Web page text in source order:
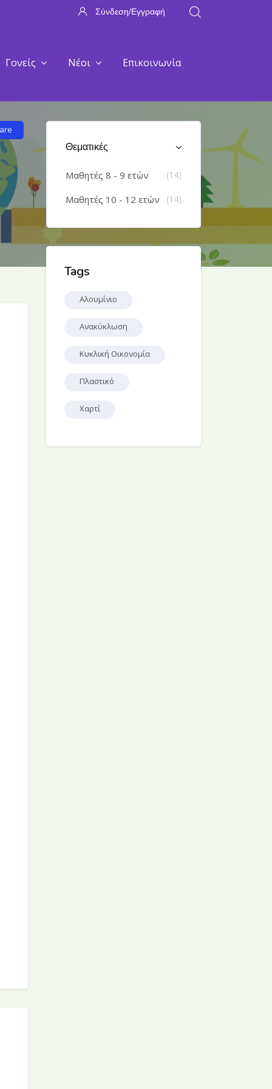
Σύνδεση/Εγγραφή
Γονείς Νέοι Επικοινωνία
Θεματικές
Μαθητές 8 - 9 ετών (14)
Μαθητές 10 - 12 ετών (14)
Tags
Αλουμίνιο
Ανακύκλωση
Κυκλική Οικονομία
Πλαστικό
Χαρτί